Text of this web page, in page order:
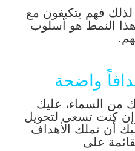
فهم يتكيفون مع
النمط هو أسلوب
من السماء، عليك
كنت تسعى لتحويل
أن تملك الأهداف
على